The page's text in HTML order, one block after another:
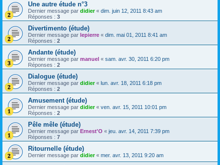
Une autre étude n°3
Dernier message par didier« dim. juin 12, 2011 8:43 am
Réponses : 3
Divertimento (étude)
Dernier message par lepierre « dim. mai 01, 2011 8:41 am
Réponses : 2
Andante (étude)
Dernier message par manuel « sam. avr. 30, 2011 6:20 pm
Réponses : 2
Dialogue (étude)
Dernier message par didier« lun. avr. 18, 2011 6:18 pm
Réponses : 2
Amusement (étude)
Dernier message par didier« ven. avr. 15, 2011 10:01 pm
Réponses : 2
Pêle mêle (étude)
Dernier message par Ernest'O « jeu. avr. 14, 2011 7:39 pm
Réponses : 7
Ritournelle (étude)
Dernier message par didier« mer. avr. 13, 2011 9:20 am